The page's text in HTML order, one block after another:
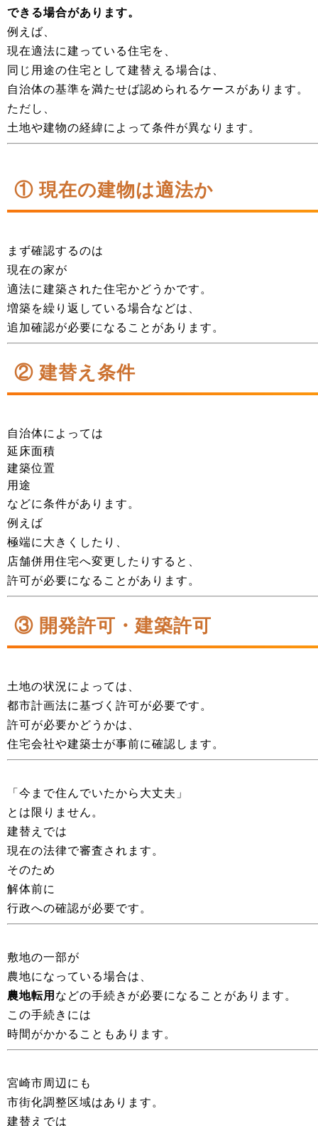
できる場合があります。
例えば、
現在適法に建っている住宅を、
同じ用途の住宅として建替える場合は、
自治体の基準を満たせば認められるケースがあります。
ただし、
土地や建物の経緯によって条件が異なります。
① 現在の建物は適法か
まず確認するのは
現在の家が
適法に建築された住宅かどうかです。
増築を繰り返している場合などは、
追加確認が必要になることがあります。
② 建替え条件
自治体によっては
延床面積
建築位置
用途
などに条件があります。
例えば
極端に大きくしたり、
店舗併用住宅へ変更したりすると、
許可が必要になることがあります。
③ 開発許可・建築許可
土地の状況によっては、
都市計画法に基づく許可が必要です。
許可が必要かどうかは、
住宅会社や建築士が事前に確認します。
「今まで住んでいたから大丈夫」
とは限りません。
建替えでは
現在の法律で審査されます。
そのため
解体前に
行政への確認が必要です。
敷地の一部が
農地になっている場合は、
農地転用 などの手続きが必要になることがあります。
この手続きには
時間がかかることもあります。
宮崎市周辺にも
市街化調整区域はあります。
建替えでは